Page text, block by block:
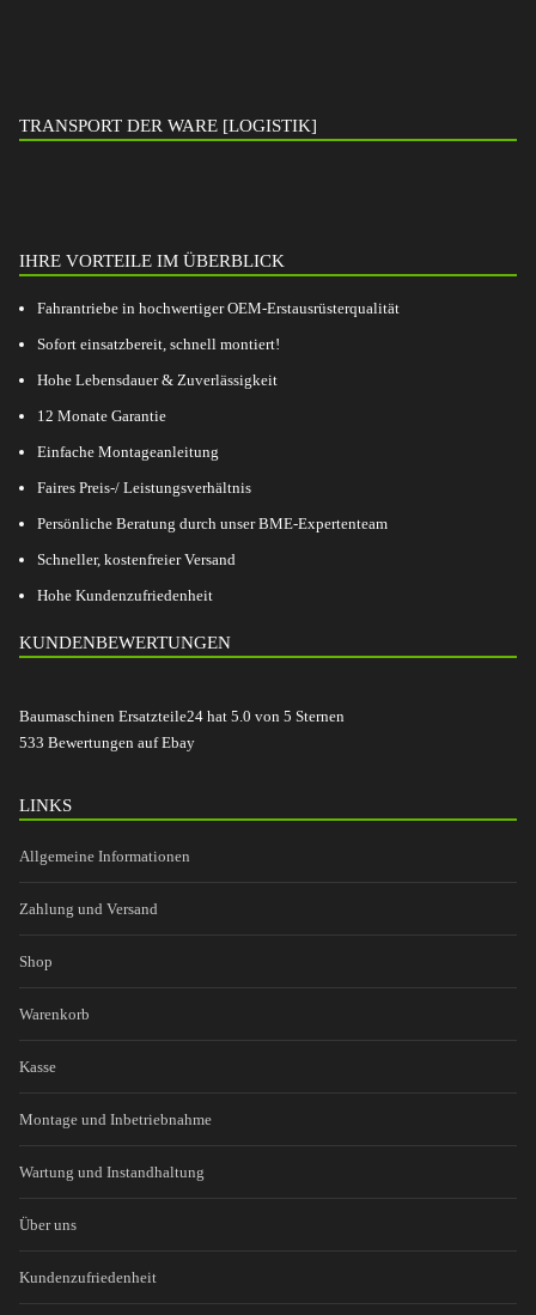
TRANSPORT DER WARE [LOGISTIK]
IHRE VORTEILE IM ÜBERBLICK
Fahrantriebe in hochwertiger OEM-Erstausrüsterqualität
Sofort einsatzbereit, schnell montiert!
Hohe Lebensdauer & Zuverlässigkeit
12 Monate Garantie
Einfache Montageanleitung
Faires Preis-/ Leistungsverhältnis
Persönliche Beratung durch unser BME-Expertenteam
Schneller, kostenfreier Versand
Hohe Kundenzufriedenheit
KUNDENBEWERTUNGEN
Baumaschinen Ersatzteile24 hat 5.0 von 5 Sternen
533 Bewertungen auf Ebay
LINKS
Allgemeine Informationen
Zahlung und Versand
Shop
Warenkorb
Kasse
Montage und Inbetriebnahme
Wartung und Instandhaltung
Über uns
Kundenzufriedenheit